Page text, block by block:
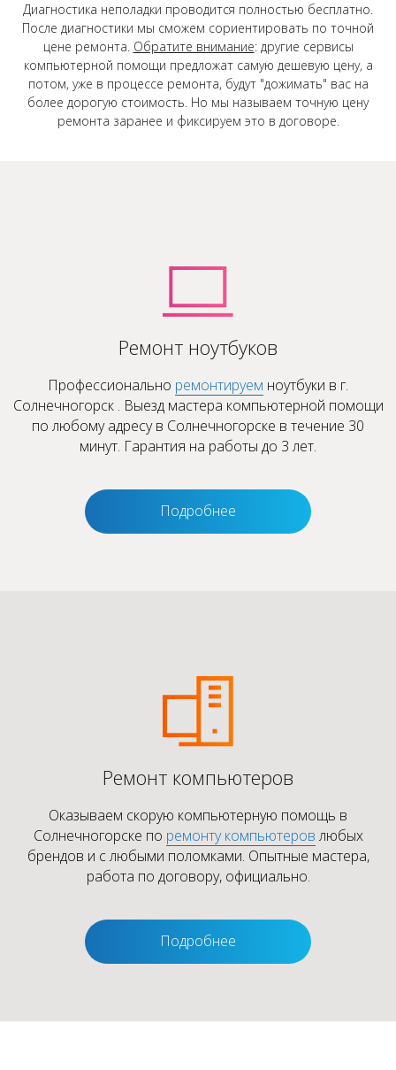
Диагностика неполадки проводится полностью бесплатно.
После диагностики мы сможем сориентировать по точной
цене ремонта. Обратите внимание: другие сервисы
компьютерной помощи предложат самую дешевую цену, а
потом, уже в процессе ремонта, будут "дожимать" вас на
более дорогую стоимость. Но мы называем точную цену
ремонта заранее и фиксируем это в договоре.
Ремонт ноутбуков
Профессионально ремонтируем ноутбуки в г.
Солнечногорск . Выезд мастера компьютерной помощи
по любому адресу в Солнечногорске в течение 30
минут. Гарантия на работы до 3 лет.
Подробнее
Ремонт компьютеров
Оказываем скорую компьютерную помощь в
Солнечногорске по ремонту компьютеров любых
брендов и с любыми поломками. Опытные мастера,
работа по договору, официально.
Подробнее